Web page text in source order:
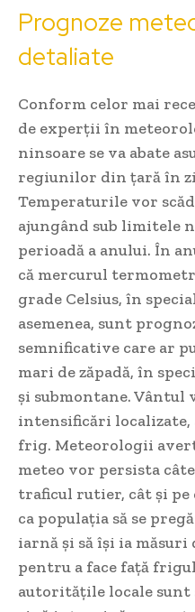
Prognoze
detaliate
Conform celor mai
de experții în
ninsoare se va abate
regiunilor din țară în
Temperaturile vor
ajungând sub limitele
perioadă a anului. În
că mercurul
grade Celsius, în
asemenea, sunt
semnificative care ar
mari de zăpadă, în
și submontane. Vântul
intensificări localizate,
frig. Meteorologii
meteo vor persista
traficul rutier, cât și pe
ca populația să se
iarnă și să își ia măsuri
pentru a face față
autoritățile locale sunt